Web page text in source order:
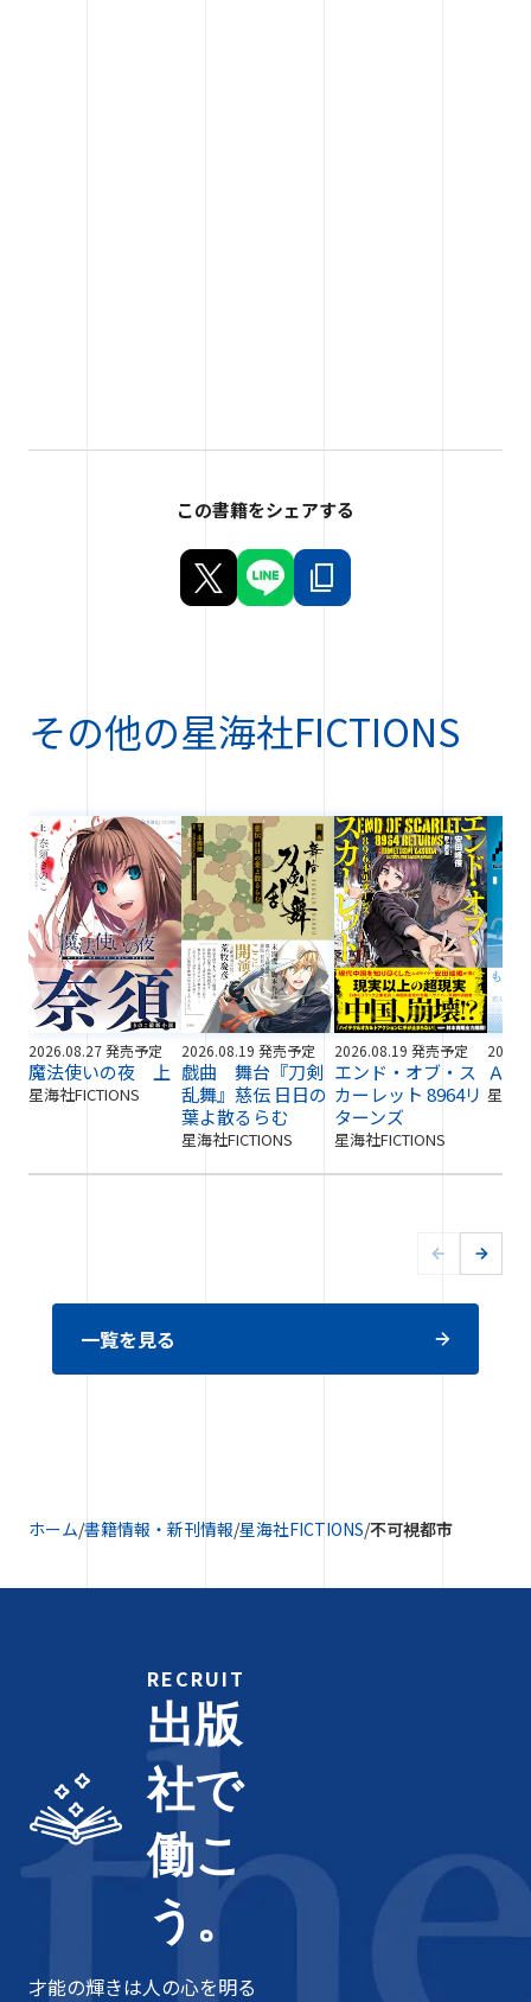
この書籍をシェアする
その他の星海社FICTIONS
2026.08.27 発売予定
魔法使いの夜 上
星海社FICTIONS
2026.08.19 発売予定
戯曲 舞台『刀剣
乱舞』慈伝 日日の
葉よ散るらむ
星海社FICTIONS
2026.08.19 発売予定
エンド・オブ・ス
カーレット 8964リ
ターンズ
星海社FICTIONS
ＡＩ
星海
一覧を見る
ホーム/書籍情報・新刊情報/星海社FICTIONS/不可視都市
RECRUIT
出版
社で
働こ
う。
才能の輝きは人の心を明る